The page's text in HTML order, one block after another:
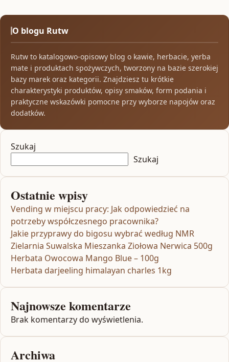
O blogu Rutw
Rutw to katalogowo-opisowy blog o kawie, herbacie, yerba
mate i produktach spożywczych, tworzony na bazie szerokiej
bazy marek oraz kategorii. Znajdziesz tu krótkie
charakterystyki produktów, opisy smaków, form podania i
praktyczne wskazówki pomocne przy wyborze napojów oraz
dodatków.
Szukaj
Szukaj
Ostatnie wpisy
Vending w miejscu pracy: Jak odpowiedzieć na
potrzeby współczesnego pracownika?
Jakie przyprawy do bigosu wybrać według NMR
Zielarnia Suwalska Mieszanka Ziołowa Nerwica 500g
Herbata Owocowa Mango Blue – 100g
Herbata darjeeling himalayan charles 1kg
Najnowsze komentarze
Brak komentarzy do wyświetlenia.
Archiwa